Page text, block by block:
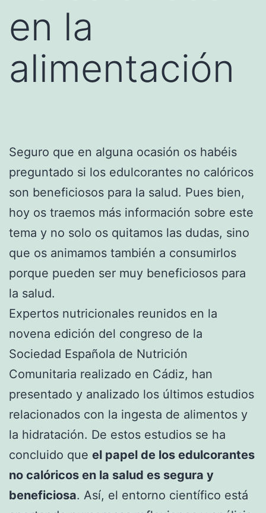
en la
alimentación
Seguro que en alguna ocasión os habéis
preguntado si los edulcorantes no calóricos
son beneficiosos para la salud. Pues bien,
hoy os traemos más información sobre este
tema y no solo os quitamos las dudas, sino
que os animamos también a consumirlos
porque pueden ser muy beneficiosos para
la salud.
Expertos nutricionales reunidos en la
novena edición del congreso de la
Sociedad Española de Nutrición
Comunitaria realizado en Cádiz, han
presentado y analizado los últimos estudios
relacionados con la ingesta de alimentos y
la hidratación. De estos estudios se ha
concluido que el papel de los edulcorantes
no calóricos en la salud es segura y
beneficiosa. Así, el entorno científico está